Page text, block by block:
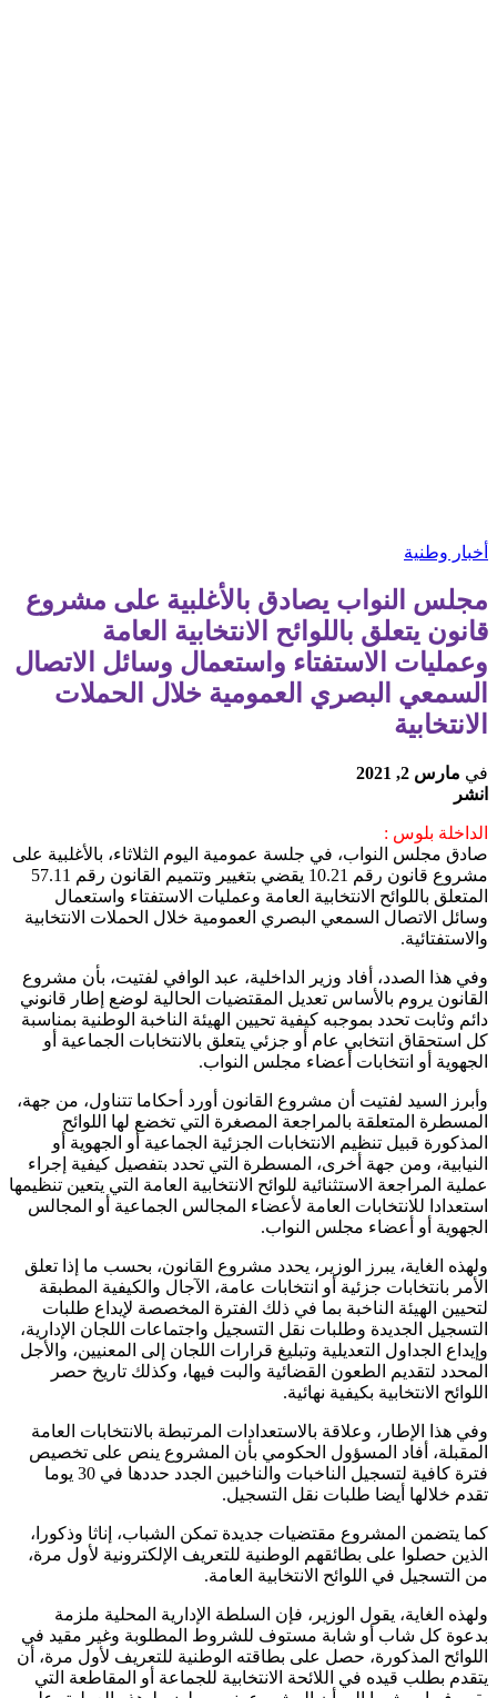
أخبار وطنية
مجلس النواب يصادق بالأغلبية على مشروع
قانون يتعلق باللوائح الانتخابية العامة
وعمليات الاستفتاء واستعمال وسائل الاتصال
السمعي البصري العمومية خلال الحملات
الانتخابية
في مارس 2, 2021
انشر
الداخلة بلوس :
صادق مجلس النواب، في جلسة عمومية اليوم الثلاثاء، بالأغلبية على
مشروع قانون رقم 10.21 يقضي بتغيير وتتميم القانون رقم 57.11
المتعلق باللوائح الانتخابية العامة وعمليات الاستفتاء واستعمال
وسائل الاتصال السمعي البصري العمومية خلال الحملات الانتخابية
والاستفتائية.
وفي هذا الصدد، أفاد وزير الداخلية، عبد الوافي لفتيت، بأن مشروع
القانون يروم بالأساس تعديل المقتضيات الحالية لوضع إطار قانوني
دائم وثابت تحدد بموجبه كيفية تحيين الهيئة الناخبة الوطنية بمناسبة
كل استحقاق انتخابي عام أو جزئي يتعلق بالانتخابات الجماعية أو
الجهوية أو انتخابات أعضاء مجلس النواب.
وأبرز السيد لفتيت أن مشروع القانون أورد أحكاما تتناول، من جهة،
المسطرة المتعلقة بالمراجعة المصغرة التي تخضع لها اللوائح
المذكورة قبيل تنظيم الانتخابات الجزئية الجماعية أو الجهوية أو
النيابية، ومن جهة أخرى، المسطرة التي تحدد بتفصيل كيفية إجراء
عملية المراجعة الاستثنائية للوائح الانتخابية العامة التي يتعين تنظيمها
استعدادا للانتخابات العامة لأعضاء المجالس الجماعية أو المجالس
الجهوية أو أعضاء مجلس النواب.
ولهذه الغاية، يبرز الوزير، يحدد مشروع القانون، بحسب ما إذا تعلق
الأمر بانتخابات جزئية أو انتخابات عامة، الآجال والكيفية المطبقة
لتحيين الهيئة الناخبة بما في ذلك الفترة المخصصة لإيداع طلبات
التسجيل الجديدة وطلبات نقل التسجيل واجتماعات اللجان الإدارية،
وإيداع الجداول التعديلية وتبليغ قرارات اللجان إلى المعنيين، والأجل
المحدد لتقديم الطعون القضائية والبت فيها، وكذلك تاريخ حصر
اللوائح الانتخابية بكيفية نهائية.
وفي هذا الإطار، وعلاقة بالاستعدادات المرتبطة بالانتخابات العامة
المقبلة، أفاد المسؤول الحكومي بأن المشروع ينص على تخصيص
فترة كافية لتسجيل الناخبات والناخبين الجدد حددها في 30 يوما
تقدم خلالها أيضا طلبات نقل التسجيل.
كما يتضمن المشروع مقتضيات جديدة تمكن الشباب، إناثا وذكورا،
الذين حصلوا على بطائقهم الوطنية للتعريف الإلكترونية لأول مرة،
من التسجيل في اللوائح الانتخابية العامة.
ولهذه الغاية، يقول الوزير، فإن السلطة الإدارية المحلية ملزمة
بدعوة كل شاب أو شابة مستوف للشروط المطلوبة وغير مقيد في
اللوائح المذكورة، حصل على بطاقته الوطنية للتعريف لأول مرة، أن
يتقدم بطلب قيده في اللائحة الانتخابية للجماعة أو المقاطعة التي